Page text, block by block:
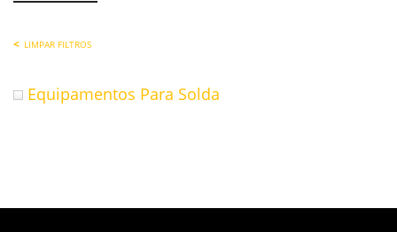
LIMPAR FILTROS
Equipamentos Para Solda